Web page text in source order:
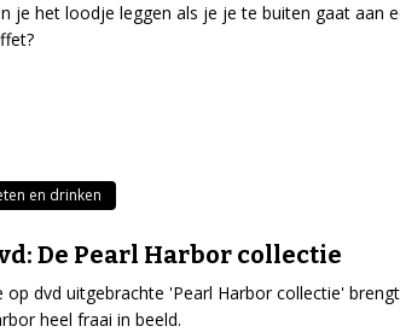
je het loodje leggen als je je te buiten gaat aan
en drinken
De Pearl Harbor collectie
op dvd uitgebrachte 'Pearl Harbor collectie'
heel fraai in beeld.